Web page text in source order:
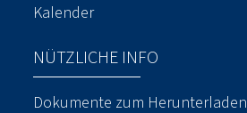
Kalender
NÜTZLICHE INFO
Dokumente zum Herunterladen